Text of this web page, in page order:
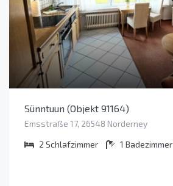
Sünntuun (Objekt 91164)
Emsstraße 17, 26548 Norderney
2 Schlafzimmer 1 Badezimmer